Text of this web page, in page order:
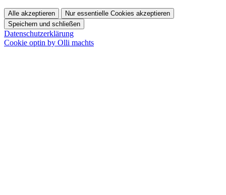
Alle akzeptieren
Nur essentielle Cookies akzeptieren
Speichern und schließen
Datenschutzerklärung
Cookie optin by Olli machts